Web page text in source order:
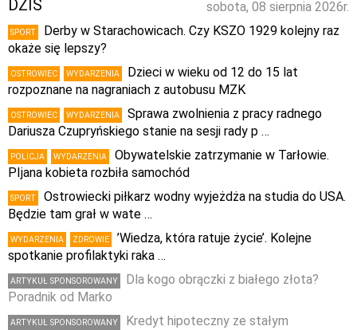
sobota, 08 sierpnia 2026r.
DZIŚ
SPORT
Derby w Starachowicach. Czy KSZO 1929 kolejny raz
okaże się lepszy?
OSTROWIEC WYDARZENIA
Dzieci w wieku od 12 do 15 lat
rozpoznane na nagraniach z autobusu MZK
OSTROWIEC WYDARZENIA
Sprawa zwolnienia z pracy radnego
Dariusza Czupryńskiego stanie na sesji rady p …
POLICJA WYDARZENIA
Obywatelskie zatrzymanie w Tarłowie.
PIjana kobieta rozbiła samochód
SPORT
Ostrowiecki piłkarz wodny wyjeżdża na studia do USA.
Będzie tam grał w wate …
WYDARZENIA ZDROWIE
’Wiedza, która ratuje życie’. Kolejne
spotkanie profilaktyki raka …
ARTYKUŁ SPONSOROWANY
Dla kogo obrączki z białego złota?
Poradnik od Marko
ARTYKUŁ SPONSOROWANY
Kredyt hipoteczny ze stałym